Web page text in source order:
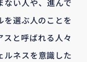
ない人や、進んで
を選ぶ人のことを
スと呼ばれる人々
ルネスを意識した